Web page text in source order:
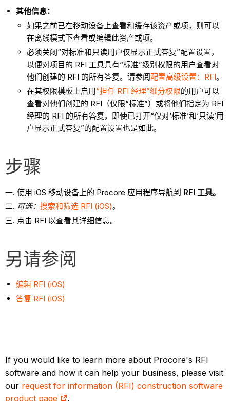
其他信息：
如果之前已在移动设备上查看和缓存该资产或项，则可以
在离线模式下查看或编辑此资产或项。
必须关闭“对标准和只读用户仅显示正式答复”配置设置，
以便对项目的 RFI 工具具有“标准”级别权限的用户查看对
他们创建的 RFI 的所有答复。请参阅配置高级设置：RFI。
在其权限模板上启用“担任 RFI 经理”细分权限的用户可以
查看对他们创建的 RFI（仅限“标准”）或将他们指定为 RFI
经理的 RFI 的所有答复，即使已打开“仅对‘标准’和‘只读’用
户显示正式答复”的配置设置也是如此。
步骤
使用 iOS 移动设备上的 Procore 应用程序导航到 RFI 工具。
可选： 搜索和筛选 RFI (iOS)。
点击 RFI 以查看其详细信息。
另请参阅
编辑 RFI (iOS)
答复 RFI (iOS)
If you would like to learn more about Procore's RFI
software and how it can help your business, please visit
our request for information (RFI) construction software
product page
.